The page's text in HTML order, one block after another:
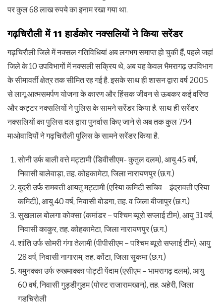
पर कुल 68 लाख रुपये का इनाम रखा गया था.
गढ़चिरौली में11हार्डकोर नक्सलियों ने किया सरेंडर
गढ़चिरौली जिले में नक्सल गतिविधियां अब लगभग समाप्त हो चुकी हैं, पहले जहां
जिले के 10 उपविभागों में नक्सली सक्रिय थे, अब यह केवल भैमरागढ़ उपविभाग
के सीमावर्ती क्षेत्र तक सीमित रह गई है. इसके साथ ही शासन द्वारा वर्ष 2005
से लागू आत्मसमर्पण योजना के कारण और हिंसक जीवन से ऊबकर कई वरिष्ठ
और कट्टर नक्सलियों ने पुलिस के सामने सरेंडर किया है. साथ ही सरेंडर
नक्सलियों का पुलिस दल द्वारा पुनर्वास किए जाने से अब तक कुल 794
माओवादियों ने गढ़चिरौली पुलिस के सामने सरेंडर किया है.
सोनी उर्फ बाली वत्ते मट्टामी (डिवीसीएम- कुतुल दलम), आयु 45 वर्ष,
निवासी बालेवाड़ा, तह. कोहकामेटा, जिला नारायणपुर (छ.ग.)
बुदरी उर्फ रामबत्ती आयतु मट्टामी (एरिया कमिटी सचिव – इंद्रावती एरिया
कमिटी), आयु 40 वर्ष, निवासी बोडगा, तह. व जिला बीजापुर (छ.ग.)
सुखलाल बोलगा कोक्सा (कमांडर – पश्चिम ब्यूरो सप्लाई टीम), आयु 31 वर्ष,
निवासी काकुर, तह. कोहकामेटा, जिला नारायणपुर (छ.ग.)
शांति उर्फ सोमरी गंगा तेलामी (पीपीसीएम – पश्चिम ब्यूरो सप्लाई टीम), आयु
28 वर्ष, निवासी नागाराम, तह. कोंटा, जिला सुकमा (छ.ग.)
यमुनक्का उर्फ रुखमाक्का पोट्टी पेंदाम (एसीएम – भामरागढ़ दलम), आयु
60 वर्ष, निवासी गुड्डीगुडम (पोस्ट राजारामखान), तह. अहेरी, जिला
गडचिरोली